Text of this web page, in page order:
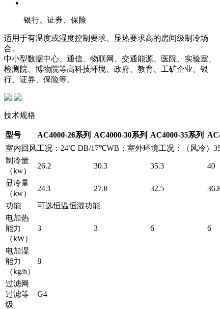
银行、证券、保险
适用于有温度或湿度控制要求、显热要求高的房间级制冷场
合。
中小型数据中心、通信、物联网、交通能源、医院、实验室、
检测院、博物院等高科技环境、政府、教育、工矿企业、银
行、证券、保险等。
技术规格
型号 AC4000-26系列 AC4000-30系列 AC4000-35系列
室内回风工况：24℃ DB/17℃WB；室外环境工况：（风冷）
制冷量
（kw）
26.2 30.3 35.3 40
显冷量
（kw）
24.1 27.8 32.5
功能
可选恒温恒湿功能
电加热
能力
（kW）
3 3 6 6
电加湿
能力
（kg/h）
8
过滤网
过滤等
级
G4